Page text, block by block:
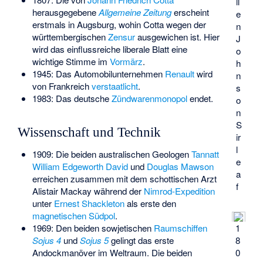
e
n
J
o
h
n
s
o
n
S
ir
l
e
a
f
1
8
0
herausgegebeneAllgemeine Zeitungerscheint
erstmals in Augsburg, wohin Cotta wegen der
württembergischenZensurausgewichen ist. Hier
wird das einflussreiche liberale Blatt eine
wichtige Stimme im Vormärz.
1945: Das Automobilunternehmen Renaultwird
von Frankreichverstaatlicht.
1983: Das deutscheZündwarenmonopolendet.
Wissenschaft und Technik
1909: Die beiden australischen GeologenTannatt
William Edgeworth Davidund Douglas Mawson
erreichen zusammen mit dem schottischen Arzt
Alistair Mackay während der Nimrod-Expedition
unter Ernest Shackletonals erste den
magnetischen Südpol.
1969: Den beiden sowjetischen Raumschiffen
Sojus 4undSojus 5gelingt das erste
Andockmanöver im Weltraum. Die beiden